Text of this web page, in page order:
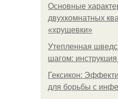
Основные
двухкомнатных
«хрущевки»
Утепленная
шагом:
Гексикон:
для борьбы с